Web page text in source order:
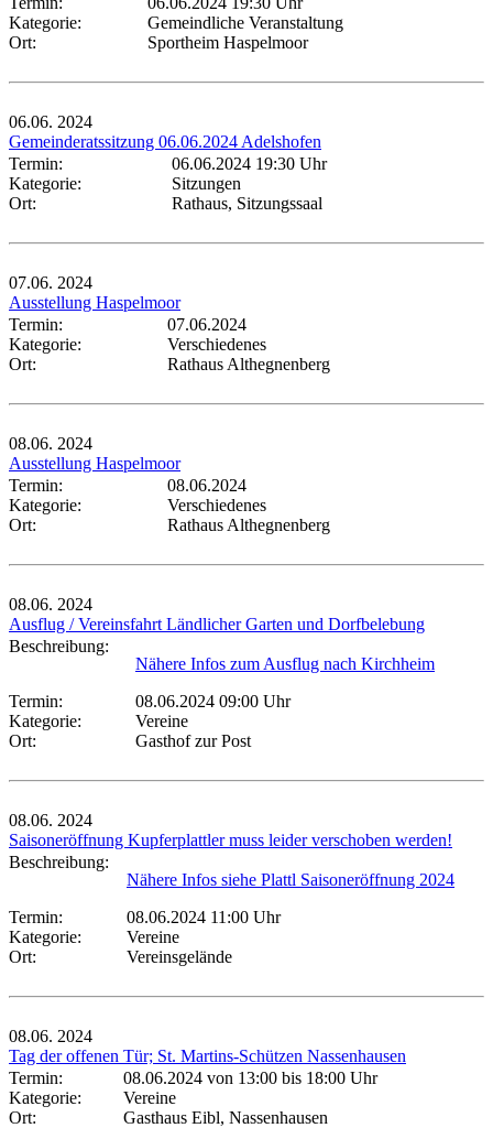
Kategorie:
Gemeindliche Veranstaltung
Ort:
Sportheim Haspelmoor
06.06. 2024
Gemeinderatssitzung 06.06.2024 Adelshofen
Termin:
06.06.2024 19:30 Uhr
Kategorie:
Sitzungen
Ort:
Rathaus, Sitzungssaal
07.06. 2024
Ausstellung Haspelmoor
Termin:
07.06.2024
Kategorie:
Verschiedenes
Ort:
Rathaus Althegnenberg
08.06. 2024
Ausstellung Haspelmoor
Termin:
08.06.2024
Kategorie:
Verschiedenes
Ort:
Rathaus Althegnenberg
08.06. 2024
Ausflug / Vereinsfahrt Ländlicher Garten und Dorfbelebung
Beschreibung:
Nähere Infos zum Ausflug nach Kirchheim
Termin:
08.06.2024 09:00 Uhr
Kategorie:
Vereine
Ort:
Gasthof zur Post
08.06. 2024
Saisoneröffnung Kupferplattler muss leider verschoben werden!
Beschreibung:
Nähere Infos siehe Plattl Saisoneröffnung 2024
Termin:
08.06.2024 11:00 Uhr
Kategorie:
Vereine
Ort:
Vereinsgelände
08.06. 2024
Tag der offenen Tür; St. Martins-Schützen Nassenhausen
Termin:
08.06.2024 von 13:00 bis 18:00 Uhr
Kategorie:
Vereine
Ort:
Gasthaus Eibl, Nassenhausen